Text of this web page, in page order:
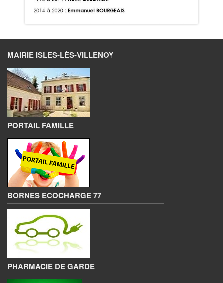
MAIRIE ISLES-LÈS-VILLENOY
PORTAIL FAMILLE
BORNES ECOCHARGE 77
PHARMACIE DE GARDE